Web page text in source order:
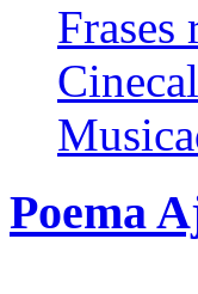
Frases
Poema